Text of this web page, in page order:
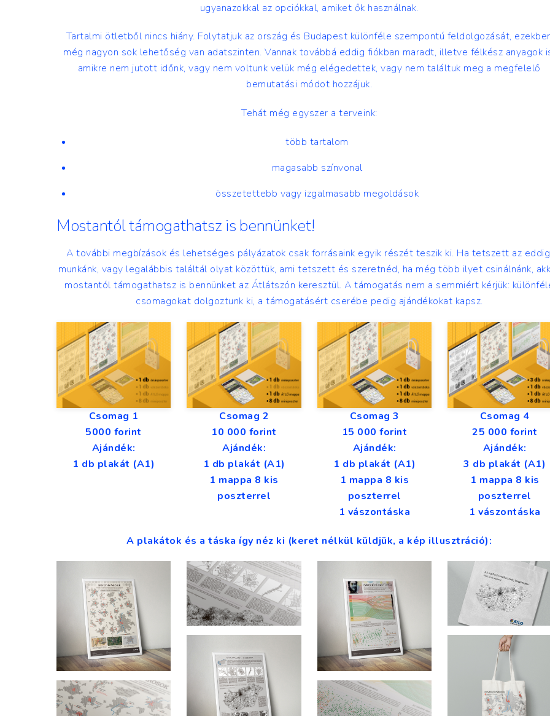
ugyanazokkal az opciókkal, amiket ők használnak.
Tartalmi ötletből nincs hiány. Folytatjuk az ország és Budapest különféle szempontú feldolgozását,
még nagyon sok lehetőség van adatszinten. Vannak továbbá eddig fiókban maradt, illetve félkész anyagok
amikre nem jutott időnk, vagy nem voltunk velük még elégedettek, vagy nem találtuk meg a megfelelő
bemutatási módot hozzájuk.
Tehát még egyszer a terveink:
több tartalom
magasabb színvonal
összetettebb vagy izgalmasabb megoldások
Mostantól támogathatsz is bennünket!
A további megbízások és lehetséges pályázatok csak forrásaink egyik részét teszik ki. Ha tetszett az
munkánk, vagy legalábbis találtál olyat közöttük, ami tetszett és szeretnéd, ha még több ilyet csinálnánk,
mostantól támogathatsz is bennünket az Átlátszón keresztül. A támogatás nem a semmiért kérjük:
csomagokat dolgoztunk ki, a támogatásért cserébe pedig ajándékokat kapsz.
Csomag 1
5000 forint
Ajándék:
1 db plakát (A1)
Csomag 2
10 000 forint
Ajándék:
1 db plakát (A1)
1 mappa 8 kis
poszterrel
Csomag 3
15 000 forint
Ajándék:
1 db plakát (A1)
1 mappa 8 kis
poszterrel
1 vászontáska
Csomag 4
25 000 forint
Ajándék:
3 db plakát (A1)
1 mappa 8 kis
poszterrel
1 vászontáska
A plakátok és a táska így néz ki (keret nélkül küldjük, a kép illusztráció):